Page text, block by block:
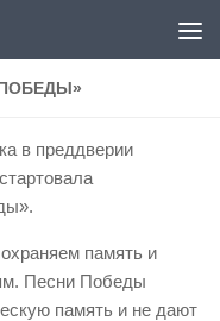
в преддверии
память и
Песни Победы
память и не дают